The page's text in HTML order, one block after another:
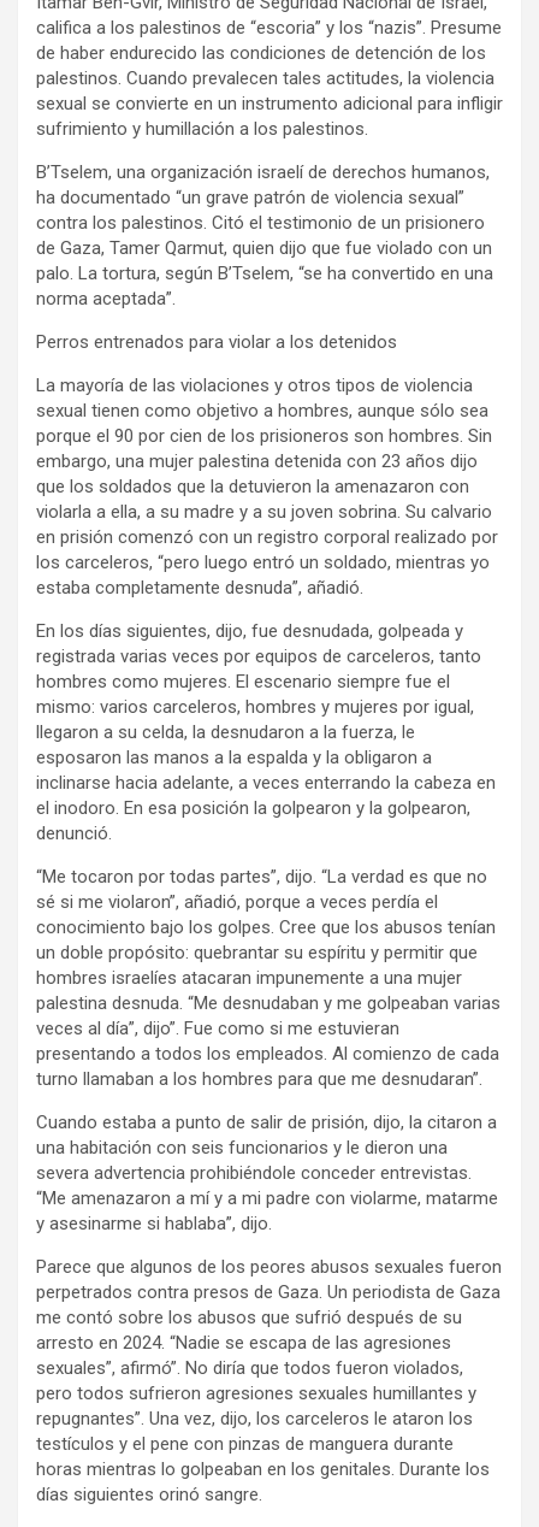
califica a los palestinos de “escoria” y los “nazis”. Presume
de haber endurecido las condiciones de detención de los
palestinos. Cuando prevalecen tales actitudes, la violencia
sexual se convierte en un instrumento adicional para infligir
sufrimiento y humillación a los palestinos.
B’Tselem, una organización israelí de derechos humanos,
ha documentado “un grave patrón de violencia sexual”
contra los palestinos. Citó el testimonio de un prisionero
de Gaza, Tamer Qarmut, quien dijo que fue violado con un
palo. La tortura, según B’Tselem, “se ha convertido en una
norma aceptada”.
Perros entrenados para violar a los detenidos
La mayoría de las violaciones y otros tipos de violencia
sexual tienen como objetivo a hombres, aunque sólo sea
porque el 90 por cien de los prisioneros son hombres. Sin
embargo, una mujer palestina detenida con 23 años dijo
que los soldados que la detuvieron la amenazaron con
violarla a ella, a su madre y a su joven sobrina. Su calvario
en prisión comenzó con un registro corporal realizado por
los carceleros, “pero luego entró un soldado, mientras yo
estaba completamente desnuda”, añadió.
En los días siguientes, dijo, fue desnudada, golpeada y
registrada varias veces por equipos de carceleros, tanto
hombres como mujeres. El escenario siempre fue el
mismo: varios carceleros, hombres y mujeres por igual,
llegaron a su celda, la desnudaron a la fuerza, le
esposaron las manos a la espalda y la obligaron a
inclinarse hacia adelante, a veces enterrando la cabeza en
el inodoro. En esa posición la golpearon y la golpearon,
denunció.
“Me tocaron por todas partes”, dijo. “La verdad es que no
sé si me violaron”, añadió, porque a veces perdía el
conocimiento bajo los golpes. Cree que los abusos tenían
un doble propósito: quebrantar su espíritu y permitir que
hombres israelíes atacaran impunemente a una mujer
palestina desnuda. “Me desnudaban y me golpeaban varias
veces al día”, dijo”. Fue como si me estuvieran
presentando a todos los empleados. Al comienzo de cada
turno llamaban a los hombres para que me desnudaran”.
Cuando estaba a punto de salir de prisión, dijo, la citaron a
una habitación con seis funcionarios y le dieron una
severa advertencia prohibiéndole conceder entrevistas.
“Me amenazaron a mí y a mi padre con violarme, matarme
y asesinarme si hablaba”, dijo.
Parece que algunos de los peores abusos sexuales fueron
perpetrados contra presos de Gaza. Un periodista de Gaza
me contó sobre los abusos que sufrió después de su
arresto en 2024. “Nadie se escapa de las agresiones
sexuales”, afirmó”. No diría que todos fueron violados,
pero todos sufrieron agresiones sexuales humillantes y
repugnantes”. Una vez, dijo, los carceleros le ataron los
testículos y el pene con pinzas de manguera durante
horas mientras lo golpeaban en los genitales. Durante los
días siguientes orinó sangre.